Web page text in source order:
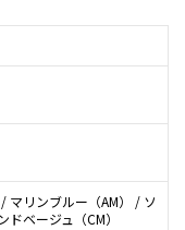
マリンブルー（AM） / ソ
ベージュ（CM）